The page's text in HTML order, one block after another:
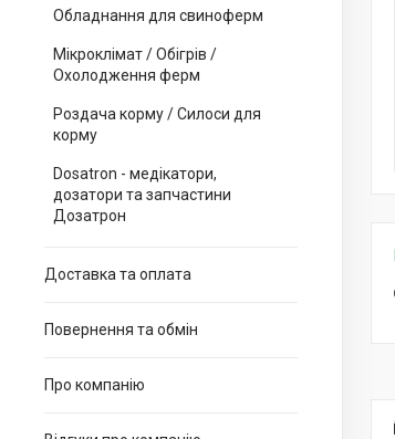
Обладнання для свиноферм
Мікроклімат / Обігрів /
Охолодження ферм
Роздача корму / Силоси для
корму
Dosatron - медікатори,
дозатори та запчастини
Дозатрон
Доставка та оплата
Повернення та обмін
Про компанію